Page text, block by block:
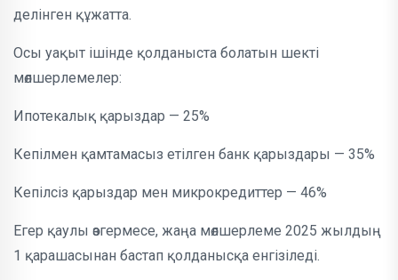
делінген құжатта.
Осы уақыт ішінде қолданыста болатын шекті
мөлшерлемелер:
Ипотекалық қарыздар — 25%
Кепілмен қамтамасыз етілген банк қарыздары — 35%
Кепілсіз қарыздар мен микрокредиттер — 46%
Егер қаулы өзгермесе, жаңа мөлшерлеме 2025 жылдың
1 қарашасынан бастап қолданысқа енгізіледі.